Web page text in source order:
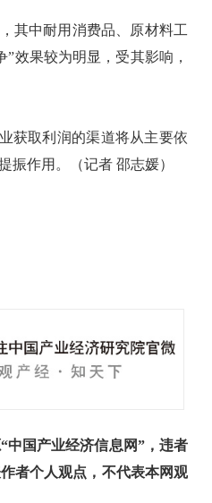
其中耐用消费品、原材料工
效果较为明显，受其影响，
获取利润的渠道将从主要依
振作用。（记者 邵志媛）
国产业经济信息网”，违者
者个人观点，不代表本网观